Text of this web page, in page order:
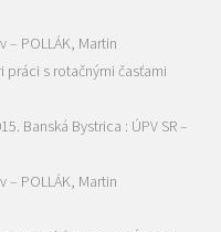
– POLLÁK, Martin
práci s rotačnými časťami
Banská Bystrica : ÚPV SR –
– POLLÁK, Martin